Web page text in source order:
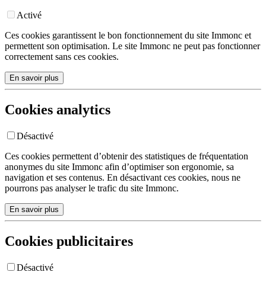
Activé
Ces cookies garantissent le bon fonctionnement du site Immonc et
permettent son optimisation. Le site Immonc ne peut pas fonctionner
correctement sans ces cookies.
En savoir plus
Cookies analytics
Désactivé
Ces cookies permettent d’obtenir des statistiques de fréquentation
anonymes du site Immonc afin d’optimiser son ergonomie, sa
navigation et ses contenus. En désactivant ces cookies, nous ne
pourrons pas analyser le trafic du site Immonc.
En savoir plus
Cookies publicitaires
Désactivé